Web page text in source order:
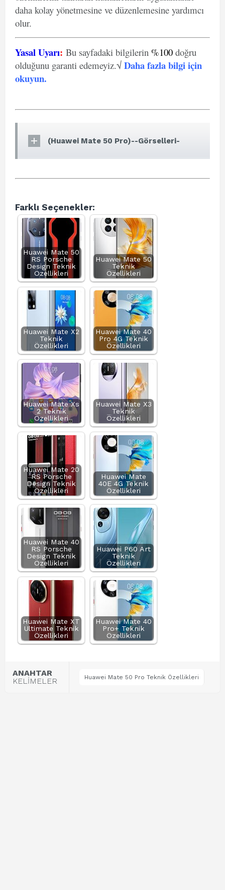
daha kolay yönetmesine ve düzenlemesine yardımcı
olur.
Yasal Uyarı: Bu sayfadaki bilgilerin %100 doğru
olduğunu garanti edemeyiz.√ Daha fazla bilgi için
okuyun.
(Huawei Mate 50 Pro)--Görselleri-
Farklı Seçenekler:
Huawei Mate 50
RS Porsche
Design Teknik
Özellikleri
Huawei Mate 50
Teknik
Özellikleri
Huawei Mate X2
Teknik
Özellikleri
Huawei Mate 40
Pro 4G Teknik
Özellikleri
Huawei Mate Xs
2 Teknik
Özellikleri
Huawei Mate X3
Teknik
Özellikleri
Huawei Mate 20
RS Porsche
Design Teknik
Özellikleri
Huawei Mate
40E 4G Teknik
Özellikleri
Huawei Mate 40
RS Porsche
Design Teknik
Özellikleri
Huawei P60 Art
Teknik
Özellikleri
Huawei Mate XT
Ultimate Teknik
Özellikleri
Huawei Mate 40
Pro+ Teknik
Özellikleri
ANAHTAR
KELİMELER
Huawei Mate 50 Pro Teknik Özellikleri